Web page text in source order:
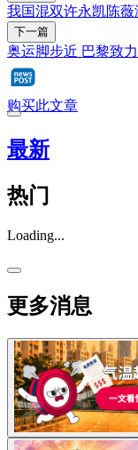
我国混双许永凯陈
下一篇
奥运脚步近 巴黎致
购买此文章
最新
热门
Loading...
更多消息